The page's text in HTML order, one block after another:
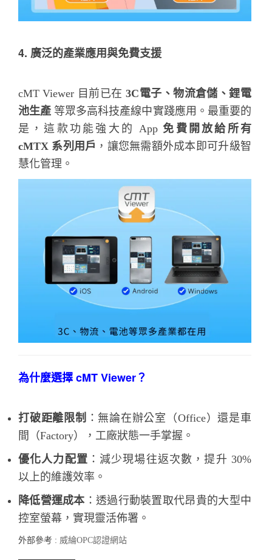
4. 廣泛的產業應用與免費支援
cMT Viewer 目前已在3C電子、物流倉儲、鋰電
池生產 等眾多高科技產線中實踐應用。最重要的
是，這款功能強大的 App免費開放給所有
cMTX 系列用戶 ，讓您無需額外成本即可升級智
慧化管理。
為什麼選擇 cMT Viewer？
打破距離限制 ：無論在辦公室（Office）還是車
間（Factory），工廠狀態一手掌握。
優化人力配置 ：減少現場往返次數，提升 30%
以上的維護效率。
降低營運成本 ：透過行動裝置取代昂貴的大型中
控室螢幕，實現靈活佈署。
外部參考 : 威綸OPC認證網站